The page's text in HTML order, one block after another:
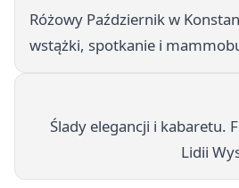
Różowy Październik w
wstążki, spotkanie i
Ślady elegancji i kabaretu.
Lidii